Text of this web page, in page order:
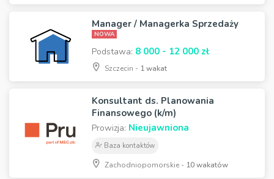
Manager / Managerka Sprzedaży
NOWA
Podstawa: 8 000 - 12 000 zł
Szczecin - 1 wakat
Konsultant ds. Planowania
Finansowego (k/m)
Prowizja: Nieujawniona
Baza kontaktów
Zachodniopomorskie - 10 wakatów